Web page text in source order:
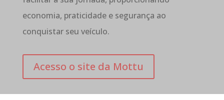
economia, praticidade e segurança ao
conquistar seu veículo.
Acesso o site da Mottu